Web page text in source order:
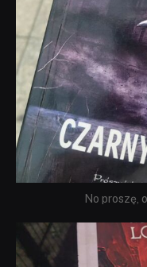
No proszę,